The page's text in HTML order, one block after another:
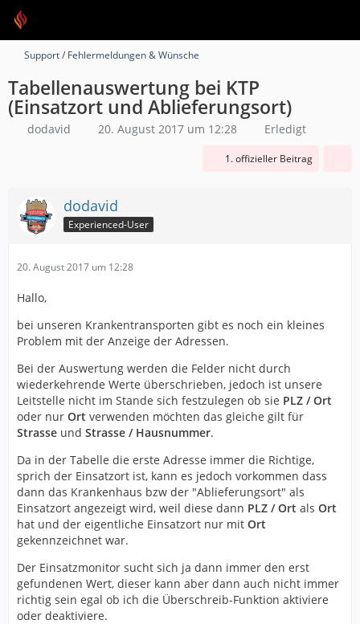
Support / Fehlermeldungen & Wünsche
Tabellenauswertung bei KTP
(Einsatzort und Ablieferungsort)
dodavid 20. August 2017 um 12:28 Erledigt
1. offizieller Beitrag
dodavid
Experienced-User
20. August 2017 um 12:28
Hallo,
bei unseren Krankentransporten gibt es noch ein kleines
Problem mit der Anzeige der Adressen.
Bei der Auswertung werden die Felder nicht durch
wiederkehrende Werte überschrieben, jedoch ist unsere
Leitstelle nicht im Stande sich festzulegen ob sie PLZ / Ort
oder nur Ort verwenden möchten das gleiche gilt für
Strasse und Strasse / Hausnummer.
Da in der Tabelle die erste Adresse immer die Richtige,
sprich der Einsatzort ist, kann es jedoch vorkommen dass
dann das Krankenhaus bzw der "Ablieferungsort" als
Einsatzort angezeigt wird, weil diese dann PLZ / Ort als Ort
hat und der eigentliche Einsatzort nur mit Ort
gekennzeichnet war.
Der Einsatzmonitor sucht sich ja dann immer den erst
gefundenen Wert, dieser kann aber dann auch nicht immer
richtig sein egal ob ich die Überschreib-Funktion aktiviere
oder deaktiviere.